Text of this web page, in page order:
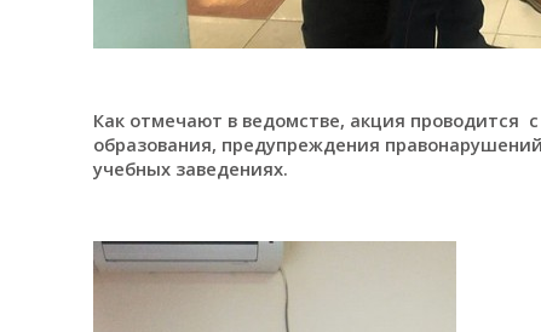
Как отмечают в ведомстве, акция проводится
образования, предупреждения
учебных заведениях.